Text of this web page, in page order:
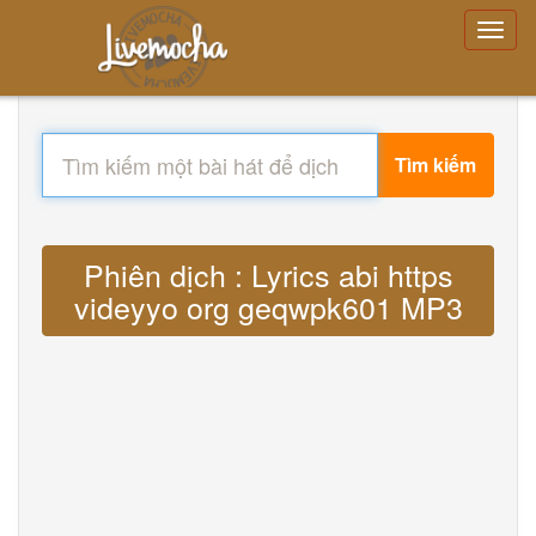
Tìm kiếm
Phiên dịch : Lyrics abi https
videyyo org geqwpk601 MP3